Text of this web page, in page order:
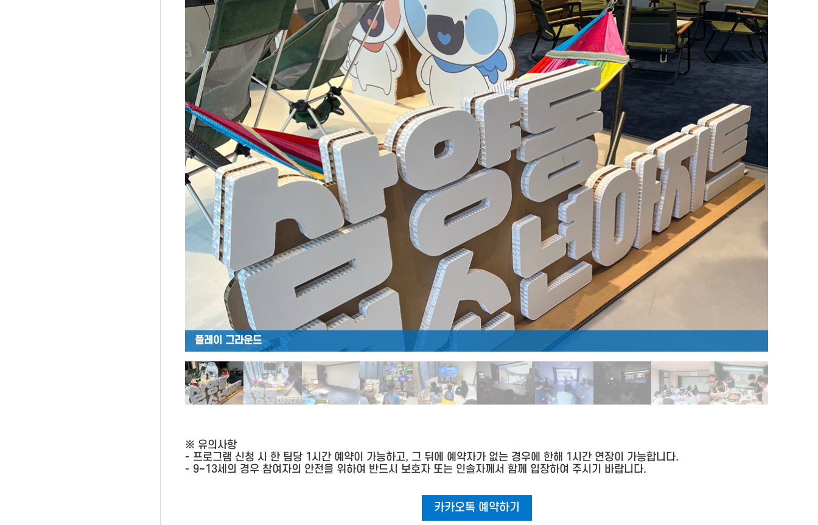
플레이 그라운드
※ 유의사항
- 프로그램 신청 시 한 팀당 1시간 예약이 가능하고, 그 뒤에 예약자가 없는 경우에 한해 1시간 연장이 가능합니다.
- 9~13세의 경우 참여자의 안전을 위하여 반드시 보호자 또는 인솔자께서 함께 입장하여 주시기 바랍니다.
카카오톡 예약하기